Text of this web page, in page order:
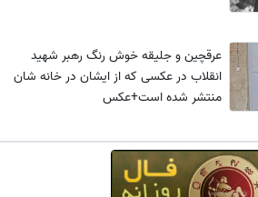
عرقچین و جلیقه خوش رنگ رهبر شهید
انقلاب در عکسی که از ایشان در خانه شان
منتشر شده است+عکس